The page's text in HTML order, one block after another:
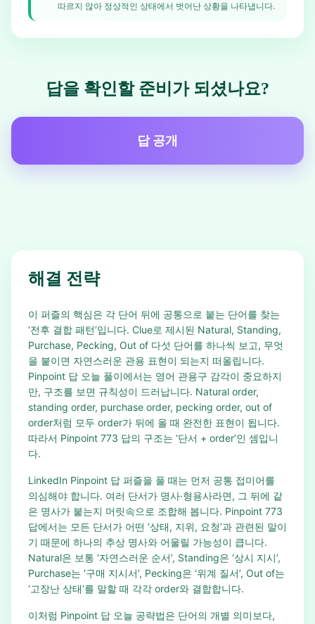
따르지 않아 정상적인 상태에서 벗어난 상황을 나타냅니다.
답을 확인할 준비가 되셨나요?
답 공개
해결 전략
이 퍼즐의 핵심은 각 단어 뒤에 공통으로 붙는 단어를 찾는
‘전후 결합 패턴’입니다. Clue로 제시된 Natural, Standing,
Purchase, Pecking, Out of 다섯 단어를 하나씩 보고, 무엇
을 붙이면 자연스러운 관용 표현이 되는지 떠올립니다.
Pinpoint 답 오늘 풀이에서는 영어 관용구 감각이 중요하지
만, 구조를 보면 규칙성이 드러납니다. Natural order,
standing order, purchase order, pecking order, out of
order처럼 모두 order가 뒤에 올 때 완전한 표현이 됩니다.
따라서 Pinpoint 773 답의 구조는 ‘단서 + order’인 셈입니
다.
LinkedIn Pinpoint 답 퍼즐을 풀 때는 먼저 공통 접미어를
의심해야 합니다. 여러 단서가 명사·형용사라면, 그 뒤에 같
은 명사가 붙는지 머릿속으로 조합해 봅니다. Pinpoint 773
답에서는 모든 단서가 어떤 ‘상태, 지위, 요청’과 관련된 말이
기 때문에 하나의 추상 명사와 어울릴 가능성이 큽니다.
Natural은 보통 ‘자연스러운 순서’, Standing은 ‘상시 지시’,
Purchase는 ‘구매 지시서’, Pecking은 ‘위계 질서’, Out of는
‘고장난 상태’를 말할 때 각각 order와 결합합니다.
이처럼 Pinpoint 답 오늘 공략법은 단어의 개별 의미보다,